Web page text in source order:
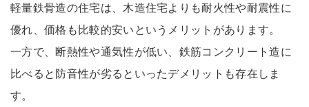
軽量鉄骨造の住宅は、木造住宅よりも耐火性や耐震性に
優れ、価格も比較的安いというメリットがあります。
一方で、断熱性や通気性が低い、鉄筋コンクリート造に
比べると防音性が劣るといったデメリットも存在しま
す。